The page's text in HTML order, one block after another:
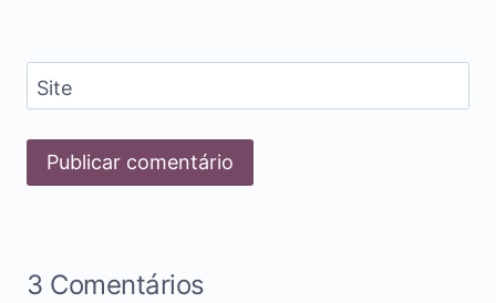
Site
3 Comentários